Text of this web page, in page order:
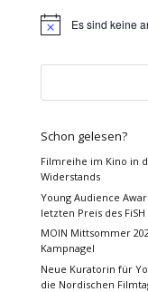
HinweisEs sind keine
Schon gelesen?
Filmreihe im Kino in
Widerstands
Young Audience
letzten Preis des
MOIN Mittsommer
Kampnagel
Neue Kuratorin für
die Nordischen